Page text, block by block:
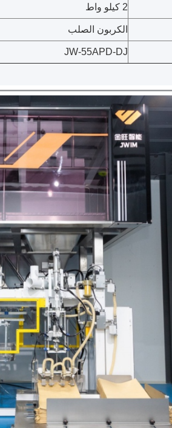
2 كيلو واط
الكربون الصلب
JW-55APD-DJ